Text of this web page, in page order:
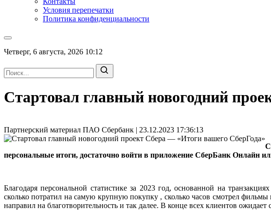
Условия перепечатки
Политика конфиденциальности
Четверг, 6 августа, 2026 10:12
Стартовал главный новогодний
Партнерский материал ПАО Сбербанк | 23.12.2023 17:36:13
персональные итоги, достаточно войти в приложение СберБанк Онлайн
Благодаря персональной статистике за 2023 год, основанной на
сколько потратил на самую крупную покупку , сколько часов смотрел
направил на благотворительность и так далее. В конце всех клиентов